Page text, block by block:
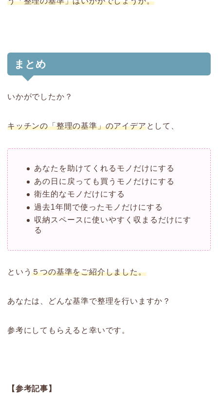
まとめ
いかがでしたか？
キッチンの「整理の基準」のアイデアとして、
あなたを助けてくれるモノだけにする
あの日に戻っても買うモノだけにする
衛生的なモノだけにする
過去1年間で使ったモノだけにする
収納スペースに使いやすく収まるだけにす
る
という５つの基準をご紹介しました。
あなたは、どんな基準で整理を行いますか？
参考にしてもらえると幸いです。
【参考記事】